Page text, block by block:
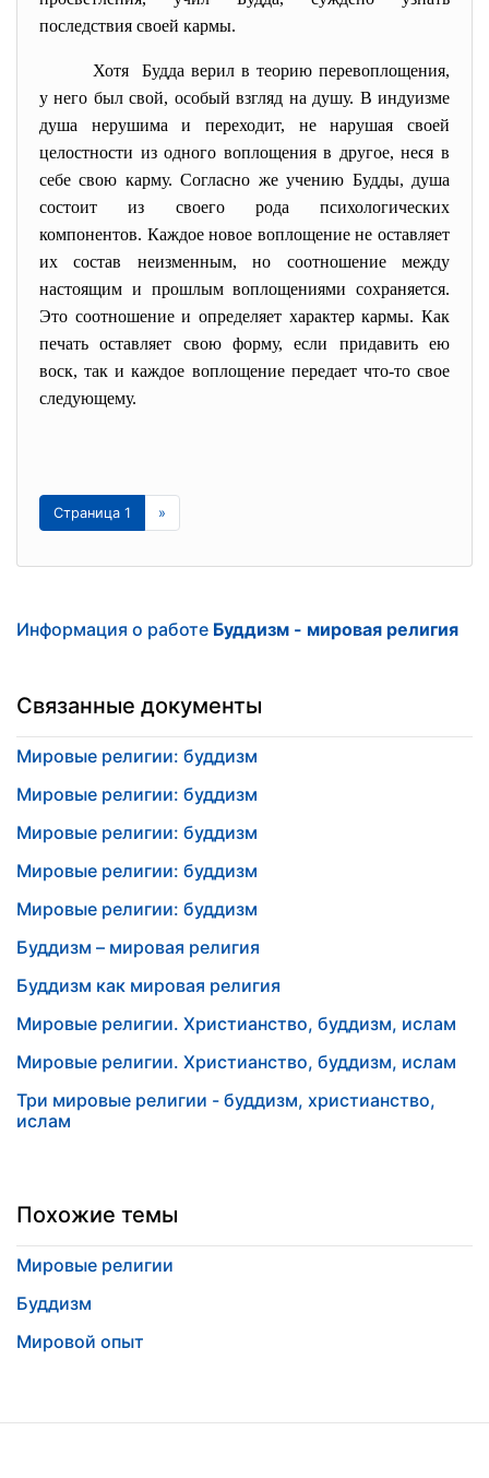
последствия своей кармы.
Хотя Будда верил в теорию перевоплощения,
у него был свой, особый взгляд на душу. В индуизме
душа нерушима и переходит, не нарушая своей
целостности из одного воплощения в другое, неся в
себе свою карму. Согласно же учению Будды, душа
состоит из своего рода психологических
компонентов. Каждое новое воплощение не оставляет
их состав неизменным, но соотношение между
настоящим и прошлым воплощениями сохраняется.
Это соотношение и определяет характер кармы. Как
печать оставляет свою форму, если придавить ею
воск, так и каждое воплощение передает что-то свое
следующему.
Страница 1 »
Информация о работе Буддизм - мировая религия
Связанные документы
Мировые религии: буддизм
Мировые религии: буддизм
Мировые религии: буддизм
Мировые религии: буддизм
Мировые религии: буддизм
Буддизм – мировая религия
Буддизм как мировая религия
Мировые религии. Христианство, буддизм, ислам
Мировые религии. Христианство, буддизм, ислам
Три мировые религии - буддизм, христианство,
ислам
Похожие темы
Мировые религии
Буддизм
Мировой опыт